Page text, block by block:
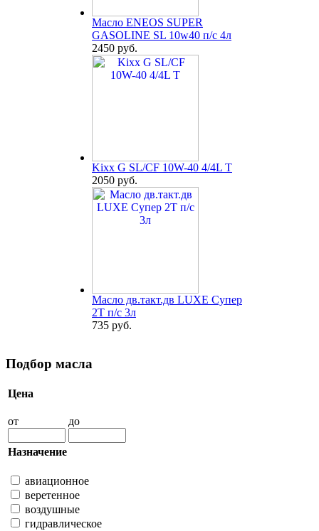
Масло ENEOS SUPER
GASOLINE SL 10w40 п/с 4л
2450 руб.
Kixx G SL/CF 10W-40 4/4L T
2050 руб.
Масло дв.такт.дв LUXE Супер
2Т п/с 3л
735 руб.
Подбор масла
Цена
от до
Назначение
авиационное
веретенное
воздушные
гидравлическое